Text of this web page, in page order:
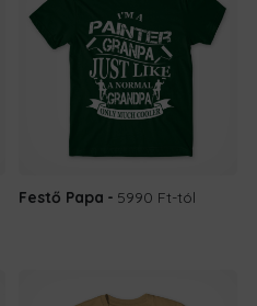
Festő Papa 5990 Ft-tól